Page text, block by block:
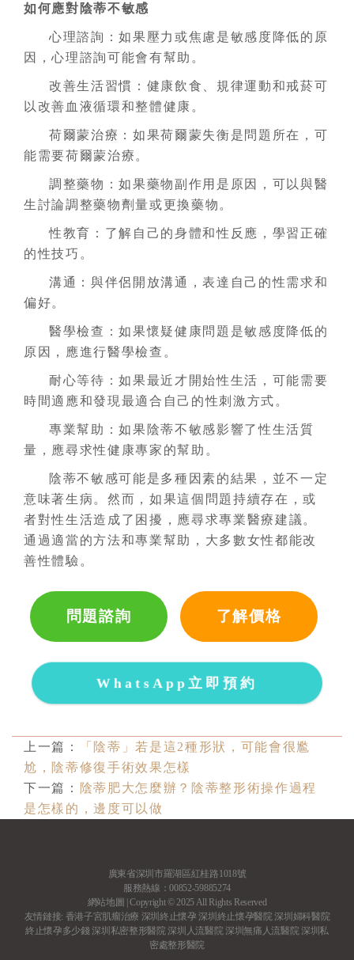
如何應對陰蒂不敏感
心理諮詢：如果壓力或焦慮是敏感度降低的原
因，心理諮詢可能會有幫助。
改善生活習慣：健康飲食、規律運動和戒菸可
以改善血液循環和整體健康。
荷爾蒙治療：如果荷爾蒙失衡是問題所在，可
能需要荷爾蒙治療。
調整藥物：如果藥物副作用是原因，可以與醫
生討論調整藥物劑量或更換藥物。
性教育：了解自己的身體和性反應，學習正確
的性技巧。
溝通：與伴侶開放溝通，表達自己的性需求和
偏好。
醫學檢查：如果懷疑健康問題是敏感度降低的
原因，應進行醫學檢查。
耐心等待：如果最近才開始性生活，可能需要
時間適應和發現最適合自己的性刺激方式。
專業幫助：如果陰蒂不敏感影響了性生活質
量，應尋求性健康專家的幫助。
陰蒂不敏感可能是多種因素的結果，並不一定
意味著生病。然而，如果這個問題持續存在，或
者對性生活造成了困擾，應尋求專業醫療建議。
通過適當的方法和專業幫助，大多數女性都能改
善性體驗。
問題諮詢 了解價格
WhatsApp立即預約
上一篇：
「陰蒂」若是這2種形狀，可能會很尷
尬，陰蒂修復手術效果怎樣
下一篇：
陰蒂肥大怎麼辦？陰蒂整形術操作過程
是怎樣的，邊度可以做
廣東省深圳市羅湖區紅桂路1018號
服務熱線：00852-59885274
網站地圖 | Copyright © 2025 All Rights Reserved
友情鏈接: 香港子宮肌瘤治療 深圳終止懷孕深圳終止懷孕醫院 深圳婦科醫院
終止懷孕多少錢深圳私密整形醫院 深圳人流醫院 深圳無痛人流醫院 深圳私
密處整形醫院